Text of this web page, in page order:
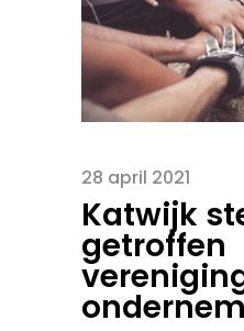
28 april 2021
Katwijk
getroffen